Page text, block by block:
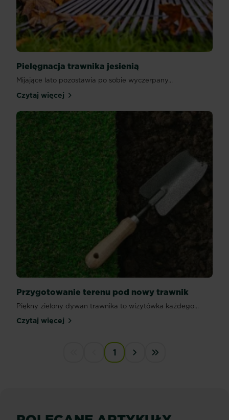
Pielęgnacja trawnika jesienią
Mijające lato pozostawia po sobie wyczerpany...
Czytaj więcejPielęgnacja trawnika jesienią
Przygotowanie terenu pod nowy trawnik
Piękny zielony dywan trawnika to wizytówka każdego...
Czytaj więcejPrzygotowanie terenu pod nowy trawnik
First disabled
Previous disabled
1